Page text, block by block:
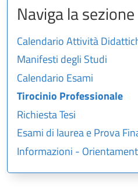
Naviga la sezione
Calendario Attività
Manifesti degli Studi
Calendario Esami
Tirocinio Professionale
Richiesta Tesi
Esami di laurea e Prova
Informazioni -